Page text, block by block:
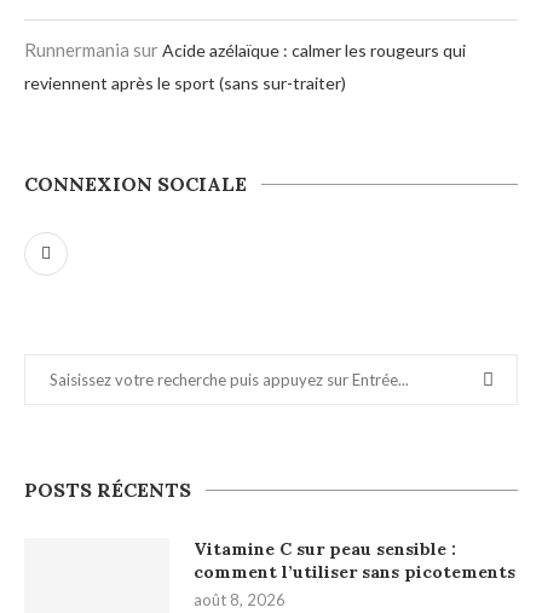
Runnermania surAcide azélaïque : calmer les rougeurs qui
reviennent après le sport (sans sur-traiter)
CONNEXION SOCIALE
POSTS RÉCENTS
Vitamine C sur peau sensible :
comment l’utiliser sans picotements
août 8, 2026